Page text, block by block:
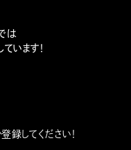
は
います！
録してください！